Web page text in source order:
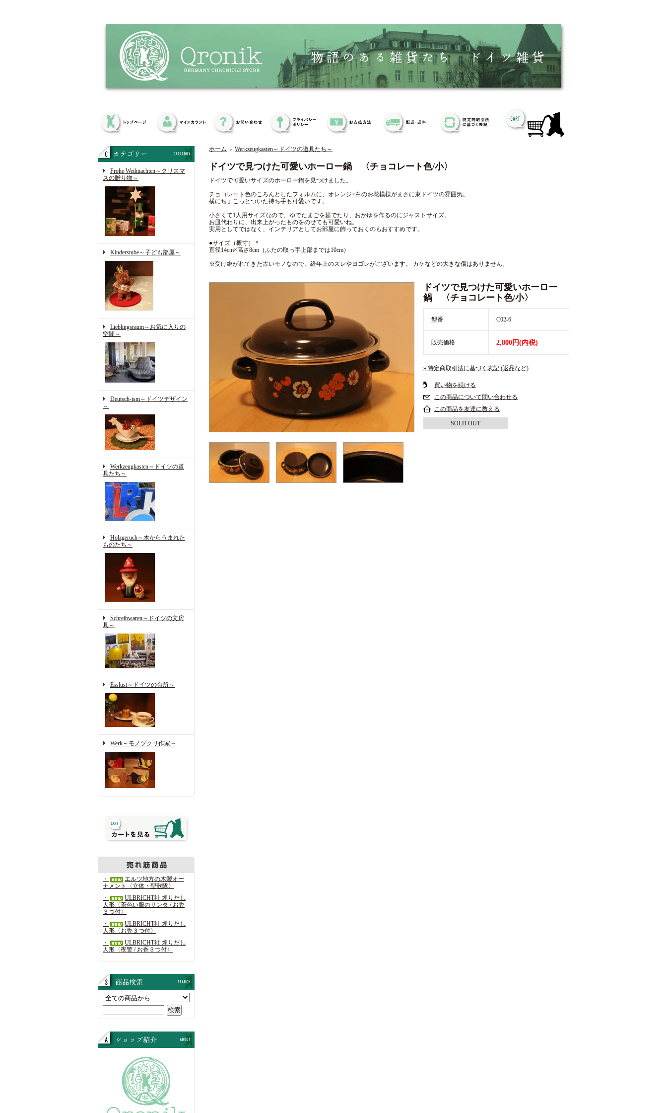
Frohe Weihnachten～クリスマ
スの贈り物～
Kinderstube～子ども部屋～
Lieblingsraum～お気に入りの
空間～
Deutsch-ism～ドイツデザイン
～
Werkzeugkasten～ドイツの道
具たち～
Holzgeruch～木からうまれた
ものたち～
Schreibwaren～ドイツの文房
具～
Esslust～ドイツの台所～
Werk～モノヅクリ作家～
・
エルツ地方の木製オー
ナメント〈立体・聖歌隊〉
・
ULBRICHT社 煙りだし
人形〈茶色い服のサンタ / お香
３つ付〉
・
ULBRICHT社 煙りだし
人形〈お香３つ付〉
・
ULBRICHT社 煙りだし
人形〈夜警 / お香３つ付〉
ホーム ＞ Werkzeugkasten～ドイツの道具たち～
ドイツで見つけた可愛いホーロー鍋 〈チョコレート色/小〉
ドイツで可愛いサイズのホーロー鍋を見つけました。
チョコレート色のころんとしたフォルムに、オレンジ×白のお花模様がまさに東ドイツの雰囲気。
横にちょこっとついた持ち手も可愛いです。
小さくて1人用サイズなので、ゆでたまごを茹でたり、おかゆを作るのにジャストサイズ。
お皿代わりに、出来上がったものをのせても可愛いね。
実用としてではなく、インテリアとしてお部屋に飾っておくのもおすすめです。
●サイズ（概寸）＊
直径14cm×高さ8cm（ふたの取っ手上部までは10cm）
※受け継がれてきた古いモノなので、経年上のスレやヨゴレがございます。 カケなどの大きな傷はありません。
ドイツで見つけた可愛いホーロー
鍋 〈チョコレート色/小〉
型番 C02-6
販売価格 2,800円(内税)
» 特定商取引法に基づく表記 (返品など)
買い物を続ける
この商品について問い合わせる
この商品を友達に教える
SOLD OUT